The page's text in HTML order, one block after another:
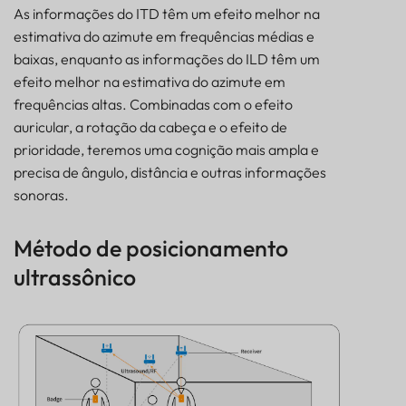
As informações do ITD têm um efeito melhor na
estimativa do azimute em frequências médias e
baixas, enquanto as informações do ILD têm um
efeito melhor na estimativa do azimute em
frequências altas. Combinadas com o efeito
auricular, a rotação da cabeça e o efeito de
prioridade, teremos uma cognição mais ampla e
precisa de ângulo, distância e outras informações
sonoras.
Método de posicionamento
ultrassônico